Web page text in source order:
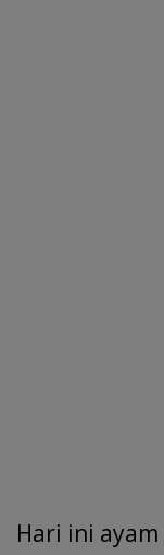
Hari ini